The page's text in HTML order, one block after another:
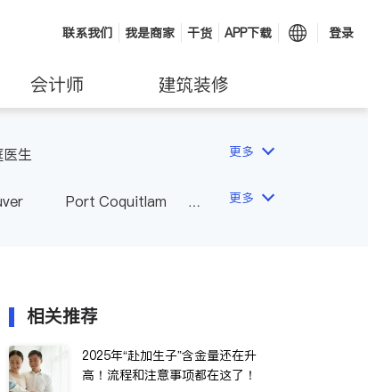
联系我们 我是商家 干货 APP下载 登录
会计师 建筑装修
生 更多
Port Coquitlam
更多
相关推荐
2025年“赴加生子”含金量还在升
高！流程和注意事项都在这了！